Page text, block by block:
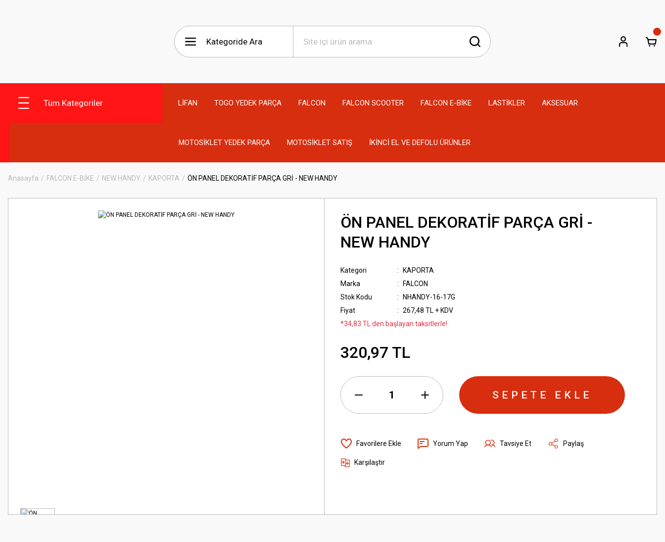
Tüm Kategoriler LİFAN TOGO YEDEK PARÇA FALCON FALCON SCOOTER FALCON E-BİKE LASTİKLER AKSESUAR
MOTOSİKLET YEDEK PARÇA MOTOSİKLET SATIŞ İKİNCİ EL VE DEFOLU ÜRÜNLER
Anasayfa FALCON E-BİKE NEW HANDY KAPORTA ÖN PANEL DEKORATİF PARÇA GRİ - NEW HANDY
ÖN PANEL DEKORATİF PARÇA GRİ -
NEW HANDY
Kategori
KAPORTA
Marka
FALCON
Stok Kodu
NHANDY-16-17G
Fiyat
267,48 TL + KDV
*34,83 TL den başlayan taksitlerle!
320,97 TL
SEPETE EKLE
Yorum Yap Tavsiye Et Paylaş
Karşılaştır